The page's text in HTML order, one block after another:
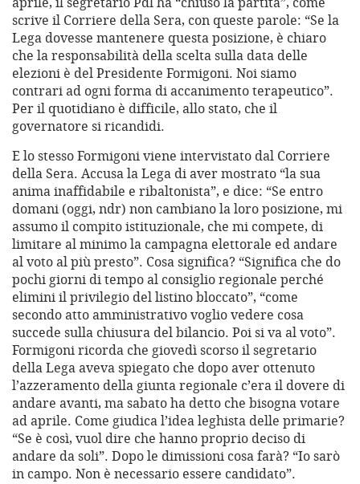
scrive il Corriere della Sera, con queste parole: “Se la
Lega dovesse mantenere questa posizione, è chiaro
che la responsabilità della scelta sulla data delle
elezioni è del Presidente Formigoni. Noi siamo
contrari ad ogni forma di accanimento terapeutico”.
Per il quotidiano è difficile, allo stato, che il
governatore si ricandidi.
E lo stesso Formigoni viene intervistato dal Corriere
della Sera. Accusa la Lega di aver mostrato “la sua
anima inaffidabile e ribaltonista”, e dice: “Se entro
domani (oggi, ndr) non cambiano la loro posizione, mi
assumo il compito istituzionale, che mi compete, di
limitare al minimo la campagna elettorale ed andare
al voto al più presto”. Cosa significa? “Significa che do
pochi giorni di tempo al consiglio regionale perché
elimini il privilegio del listino bloccato”, “come
secondo atto amministrativo voglio vedere cosa
succede sulla chiusura del bilancio. Poi si va al voto”.
Formigoni ricorda che giovedì scorso il segretario
della Lega aveva spiegato che dopo aver ottenuto
l’azzeramento della giunta regionale c’era il dovere di
andare avanti, ma sabato ha detto che bisogna votare
ad aprile. Come giudica l’idea leghista delle primarie?
“Se è così, vuol dire che hanno proprio deciso di
andare da soli”. Dopo le dimissioni cosa farà? “Io sarò
in campo. Non è necessario essere candidato”.